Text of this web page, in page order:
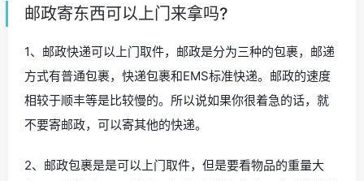
邮政寄东西可以上门来拿吗?
1、邮政快递可以上门取件，邮政是分为三种的包裹，邮递
方式有普通包裹，快递包裹和EMS标准快递。邮政的速度
相较于顺丰等是比较慢的。所以说如果你很着急的话，就
不要寄邮政，可以寄其他的快递。
2、邮政包裹是是可以上门取件，但是要看物品的重量大